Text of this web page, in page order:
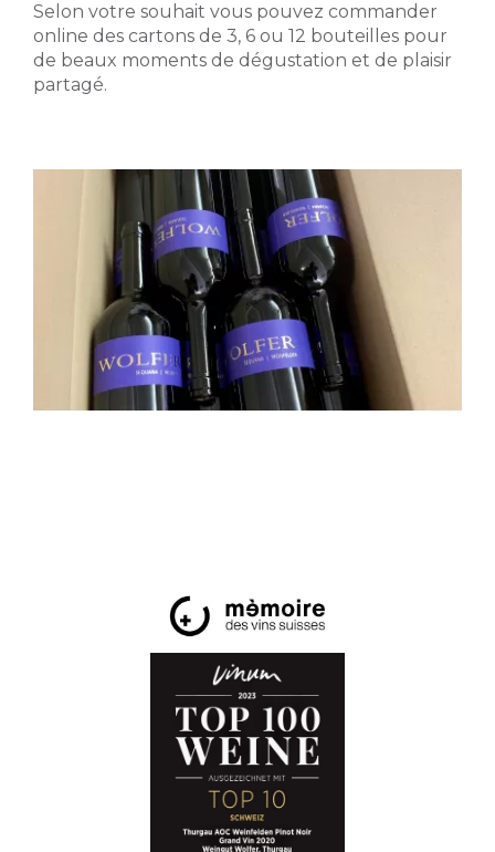
Selon votre souhait vous pouvez commander
online des cartons de 3, 6 ou 12 bouteilles pour
de beaux moments de dégustation et de plaisir
partagé.